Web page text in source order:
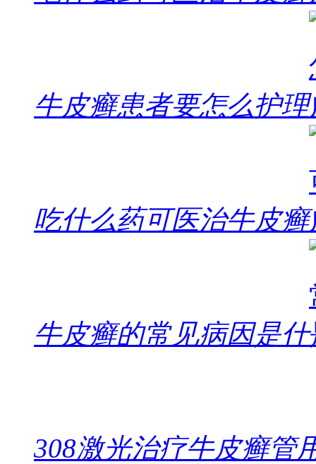
牛皮癣患者要怎么护理
吃什么药可医治牛皮癣
牛皮癣的常见病因是什
308激光治疗牛皮癣管